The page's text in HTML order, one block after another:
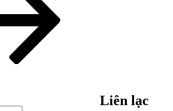
Liên lạc